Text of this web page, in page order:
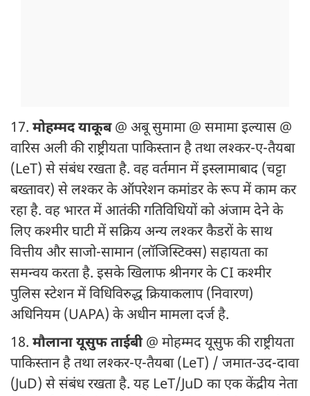
17. मोहम्मद याकूब@ अबू सुमामा @ समामा इल्यास @
वारिस अली की राष्ट्रीयता पाकिस्तान है तथा लश्कर-ए-तैयबा
(LeT) से संबंध रखता है. वह वर्तमान में इस्लामाबाद (चट्टा
बख्तावर) से लश्कर के ऑपरेशन कमांडर के रूप में काम कर
रहा है. वह भारत में आतंकी गतिविधियों को अंजाम देने के
लिए कश्मीर घाटी में सक्रिय अन्य लश्कर कैडरों के साथ
वित्तीय और साजो-सामान (लॉजिस्टिक्स) सहायता का
समन्वय करता है. इसके खिलाफ श्रीनगर के CI कश्मीर
पुलिस स्टेशन में विधिविरुद्ध क्रियाकलाप (निवारण)
अधिनियम (UAPA) के अधीन मामला दर्ज है.
18. मौलाना यूसुफ ताईबी@ मोहम्मद यूसुफ की राष्ट्रीयता
पाकिस्तान है तथा लश्कर-ए-तैयबा (LeT) / जमात-उद-दावा
(JuD) से संबंध रखता है. यह LeT/JuD का एक केंद्रीय नेता